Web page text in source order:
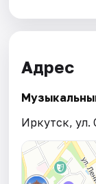
Адрес
Иркутск, ул.